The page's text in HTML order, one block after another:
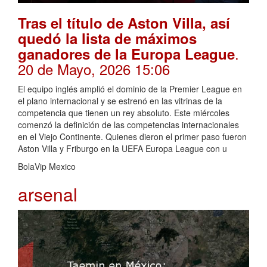
Tras el título de Aston Villa, así
quedó la lista de máximos
ganadores de la Europa League.
20 de Mayo, 2026 15:06
El equipo inglés amplió el dominio de la Premier League en
el plano internacional y se estrenó en las vitrinas de la
competencia que tienen un rey absoluto. Este miércoles
comenzó la definición de las competencias internacionales
en el Viejo Continente. Quienes dieron el primer paso fueron
Aston Villa y Friburgo en la UEFA Europa League con u
BolaVip Mexico
arsenal